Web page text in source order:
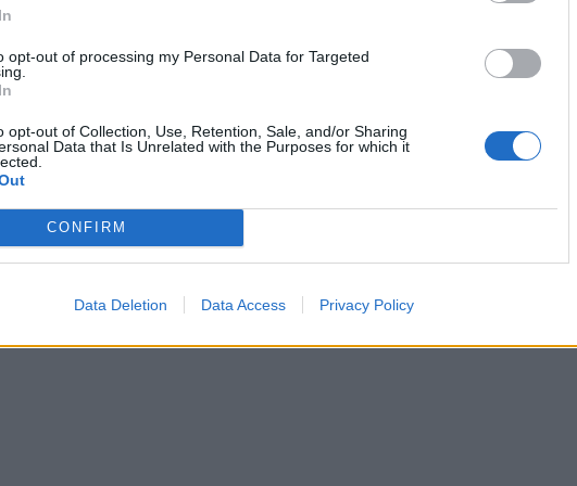
opt-out of processing my Personal Data for Targeted
opt-out of Collection, Use, Retention, Sale, and/or Sharing
Data that Is Unrelated with the Purposes for which it
CONFIRM
Data Deletion Data Access Privacy Policy
A tejszínt egy lábasban a cukorral együtt kevergetve 2-3
beledobjuk, és ha elolvadt benne, a kakaót is beleszitáljuk. Jól
hagyjuk, majd a hűtőszekrénybe tesszük pár órára. Ezután
A piskótakorongot lapjában három részre vágjuk. A
tortalapokat ezzel megkenve egymásra illesztjük.
A maradékkal a torta oldalát körbekenjük, és csillagcsöves